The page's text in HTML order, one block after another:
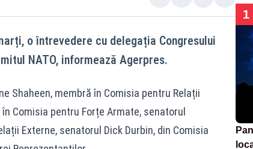
o întrevedere cu delegația Congresului
NATO, informează Agerpres.
Shaheen, membră în Comisia pentru Relații
Comisia pentru Forțe Armate, senatorul
Externe, senatorul Dick Durbin, din Comisia
1